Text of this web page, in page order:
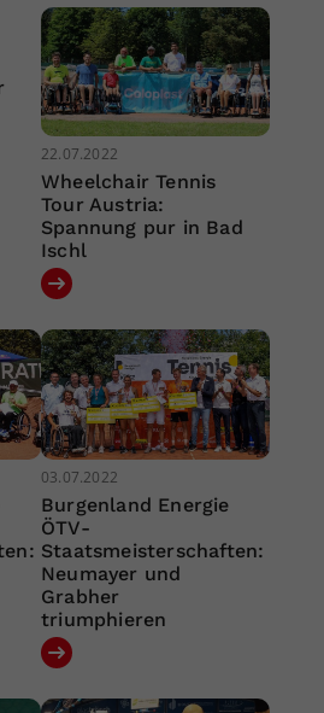
22.07.2022
Wheelchair Tennis
Tour Austria:
Spannung pur in Bad
Ischl
03.07.2022
Burgenland Energie
ÖTV-
Staatsmeisterschaften:
Neumayer und
Grabher
triumphieren